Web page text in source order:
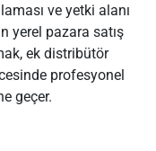
ve yetki alanı
yerel pazara satış
ek distribütör
profesyonel
geçer.